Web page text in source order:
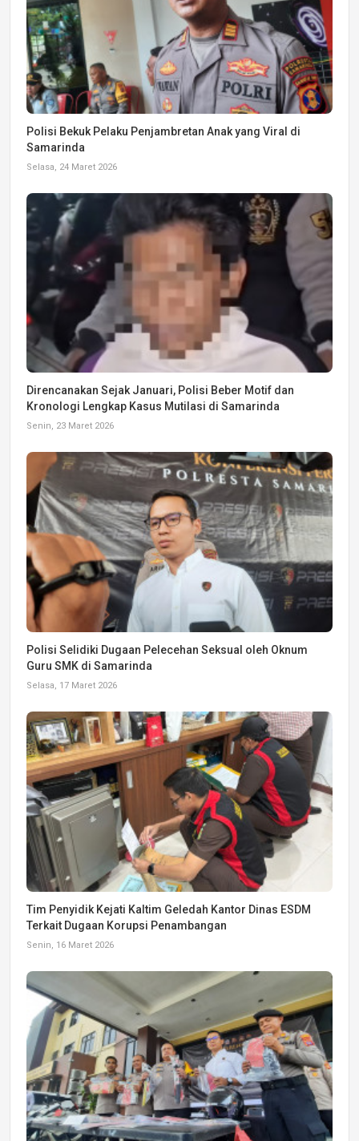
Polisi Bekuk Pelaku Penjambretan Anak yang Viral di
Samarinda
Selasa, 24 Maret 2026
Direncanakan Sejak Januari, Polisi Beber Motif dan
Kronologi Lengkap Kasus Mutilasi di Samarinda
Senin, 23 Maret 2026
Polisi Selidiki Dugaan Pelecehan Seksual oleh Oknum
Guru SMK di Samarinda
Selasa, 17 Maret 2026
Tim Penyidik Kejati Kaltim Geledah Kantor Dinas ESDM
Terkait Dugaan Korupsi Penambangan
Senin, 16 Maret 2026